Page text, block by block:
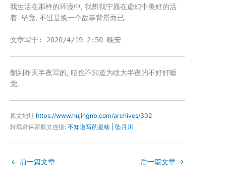
我生活在那样的环境中, 我想我宁愿在虚幻中美好的活
着. 毕竟, 不过是换一个故事背景而已.
文章写于: 2020/4/19 2:50 晚安
翻到昨天半夜写的, 咱也不知道为啥大半夜的不好好睡
觉.
原文地址 https://www.hujingnb.com/archives/302
转载请保留原文连接: 不知道写的是啥 | 坠月川
← 前一篇文章 后一篇文章 →